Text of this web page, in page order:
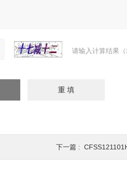
请输入计算结果
下一篇 :